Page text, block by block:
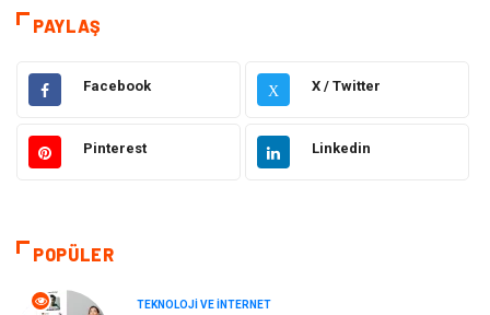
Sağlık
Teknoloji ve İnternet Hukuk
Elektrik ve Elektronik Gıda
Otomotiv
Tanıtıcı Reklam Güzellik & Bakım
PAYLAŞ
Facebook X X / Twitter
Pinterest Linkedin
POPÜLER
TEKNOLOJI VE İNTERNET